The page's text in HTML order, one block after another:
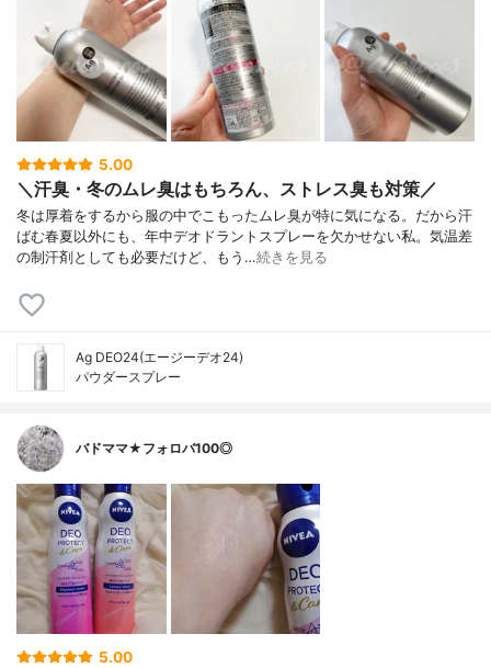
5.00
＼汗臭・冬のムレ臭はもちろん、ストレス臭も対策／
冬は厚着をするから服の中でこもったムレ臭が特に気になる。だから汗
ばむ春夏以外にも、年中デオドラントスプレーを欠かせない私。気温差
の制汗剤としても必要だけど、もう…続きを見る
Ag DEO24(エージーデオ24)
パウダースプレー
バドママ★フォロバ100◎
5.00